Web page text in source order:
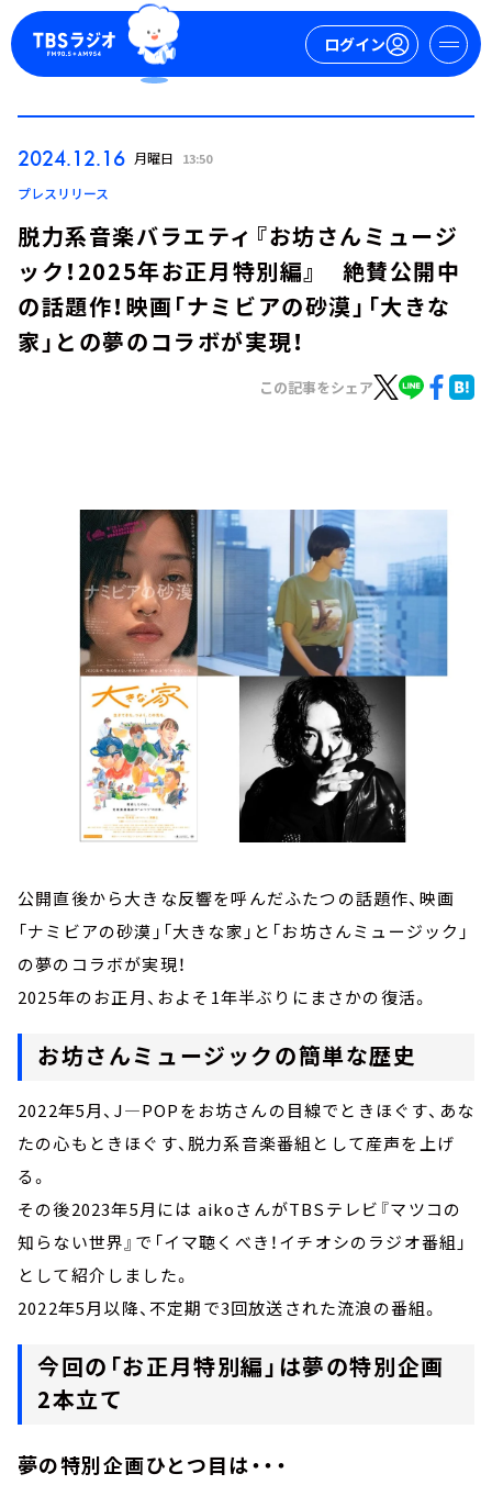
ログイン
お知らせ
イベント・グッズ
YouTube
会社情報
2024.12.16 月曜日 13:50
プレスリリース
脱力系音楽バラエティ『お坊さんミュージ
ック！2025年お正月特別編』 絶賛公開中
の話題作！映画「ナミビアの砂漠」「大きな
家」との夢のコラボが実現！
この記事をシェア
公開直後から大きな反響を呼んだふたつの話題作、映画
「ナミビアの砂漠」「大きな家」と「お坊さんミュージック」
の夢のコラボが実現！
2025年のお正月、およそ1年半ぶりにまさかの復活。
お坊さんミュージックの簡単な歴史
2022年5月、J―POPをお坊さんの目線でときほぐす、あな
たの心もときほぐす、脱力系音楽番組として産声を上げ
る。
その後2023年5月には aikoさんがTBSテレビ『マツコの
知らない世界』で「イマ聴くべき！イチオシのラジオ番組」
として紹介しました。
2022年5月以降、不定期で3回放送された流浪の番組。
今回の「お正月特別編」は夢の特別企画
2本立て
夢の特別企画ひとつ目は・・・